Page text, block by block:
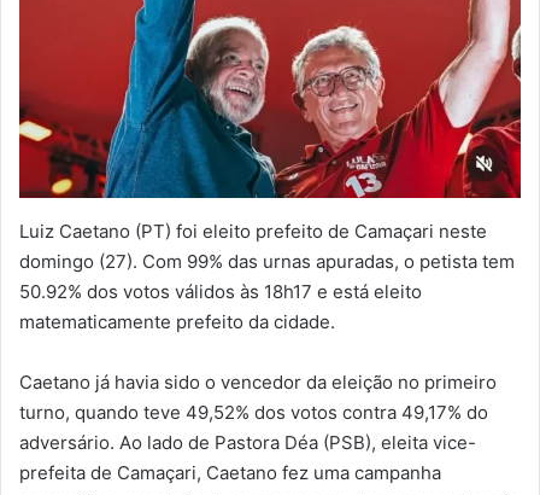
Luiz Caetano (PT) foi eleito prefeito de Camaçari neste
domingo (27). Com 99% das urnas apuradas, o petista tem
50.92% dos votos válidos às 18h17 e está eleito
matematicamente prefeito da cidade.
Caetano já havia sido o vencedor da eleição no primeiro
turno, quando teve 49,52% dos votos contra 49,17% do
adversário. Ao lado de Pastora Déa (PSB), eleita vice-
prefeita de Camaçari, Caetano fez uma campanha